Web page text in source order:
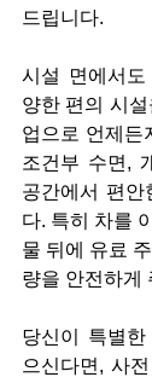
드립니다.
시설 면에서
양한 편의 시
업으로 언제든
조건부 수면,
공간에서 편안
다. 특히 차를
물 뒤에 유료
량을 안전하게
당신이 특별
으신다면, 사